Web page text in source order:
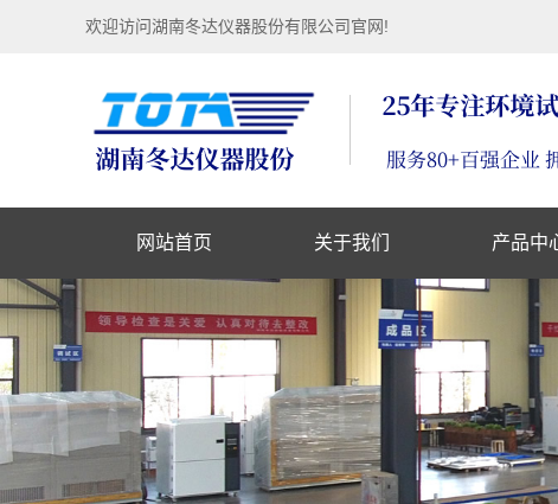
欢迎访问湖南冬达仪器股份有限公司官网!
网站首页 关于我们 产品中